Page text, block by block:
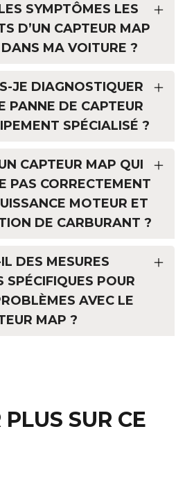
SYMPTÔMES LES
D’UN CAPTEUR MAP
MA VOITURE ?
JE DIAGNOSTIQUER
PANNE DE CAPTEUR
SPÉCIALISÉ ?
CAPTEUR MAP QUI
PAS CORRECTEMENT
MOTEUR ET
DE CARBURANT ?
DES MESURES
SPÉCIFIQUES POUR
AVEC LE
MAP ?
SUR CE